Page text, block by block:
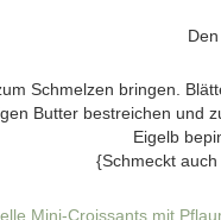
Schmelzen bringen.
Butter bestreichen und
Eigelb
{Schmeckt